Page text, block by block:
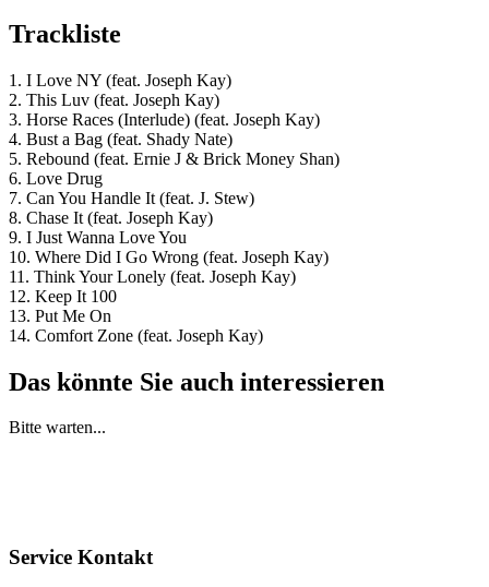
Trackliste
1. I Love NY (feat. Joseph Kay)
2. This Luv (feat. Joseph Kay)
3. Horse Races (Interlude) (feat. Joseph Kay)
4. Bust a Bag (feat. Shady Nate)
5. Rebound (feat. Ernie J & Brick Money Shan)
6. Love Drug
7. Can You Handle It (feat. J. Stew)
8. Chase It (feat. Joseph Kay)
9. I Just Wanna Love You
10. Where Did I Go Wrong (feat. Joseph Kay)
11. Think Your Lonely (feat. Joseph Kay)
12. Keep It 100
13. Put Me On
14. Comfort Zone (feat. Joseph Kay)
Das könnte Sie auch interessieren
Bitte warten...
Service Kontakt